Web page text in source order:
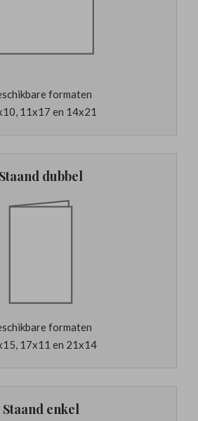
formaten
11x17 en 14x21
Staand dubbel
formaten
17x11 en 21x14
Staand enkel